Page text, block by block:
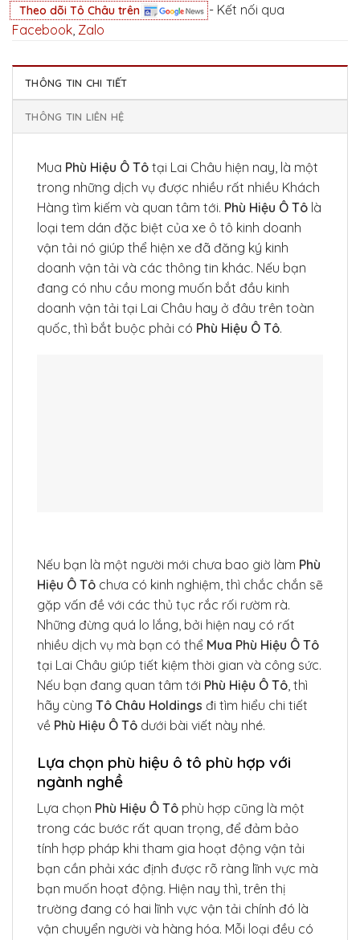
Theo dõi Tô Châu trên
- Kết nối qua
Facebook Zalo
THÔNG TIN CHI TIẾT
THÔNG TIN LIÊN HỆ
Mua Phù Hiệu Ô Tô tại Lai Châu hiện nay, là một
trong những dịch vụ được nhiều rất nhiều Khách
Hàng tìm kiếm và quan tâm tới. Phù Hiệu Ô Tô là
loại tem dán đặc biệt của xe ô tô kinh doanh
vận tải nó giúp thể hiện xe đã đăng ký kinh
doanh vận tải và các thông tin khác. Nếu bạn
đang có nhu cầu mong muốn bắt đầu kinh
doanh vận tải tại Lai Châu hay ở đâu trên toàn
quốc, thì bắt buộc phải có Phù Hiệu Ô Tô.
Nếu bạn là một người mới chưa bao giờ làm Phù
Hiệu Ô Tô chưa có kinh nghiệm, thì chắc chắn sẽ
gặp vấn đề với các thủ tục rắc rối rườm rà.
Những đừng quá lo lắng, bởi hiện nay có rất
nhiều dịch vụ mà bạn có thể Mua Phù Hiệu Ô Tô
tại Lai Châu giúp tiết kiệm thời gian và công sức.
Nếu bạn đang quan tâm tới Phù Hiệu Ô Tô, thì
hãy cùng Tô Châu Holdings đi tìm hiểu chi tiết
về Phù Hiệu Ô Tô dưới bài viết này nhé.
Lựa chọn phù hiệu ô tô phù hợp với
ngành nghề
Lựa chọn Phù Hiệu Ô Tô phù hợp cũng là một
trong các bước rất quan trọng, để đảm bảo
tính hợp pháp khi tham gia hoạt động vận tải
bạn cần phải xác định được rõ ràng lĩnh vực mà
bạn muốn hoạt động. Hiện nay thì, trên thị
trường đang có hai lĩnh vực vận tải chính đó là
vận chuyển người và hàng hóa. Mỗi loại đều có